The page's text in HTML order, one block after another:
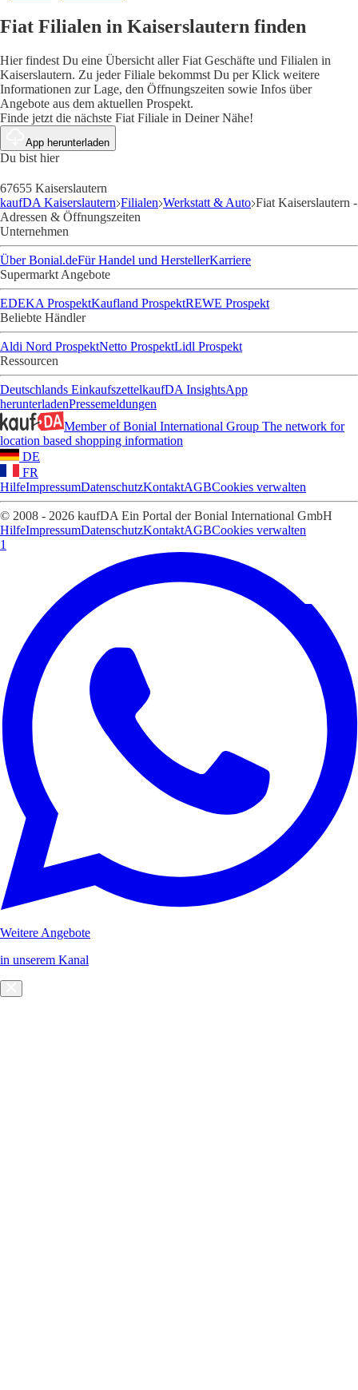
Fiat Filialen in Kaiserslautern finden
Hier findest Du eine Übersicht aller Fiat Geschäfte und Filialen in
Kaiserslautern. Zu jeder Filiale bekommst Du per Klick weitere
Informationen zur Lage, den Öffnungszeiten sowie Infos über
Angebote aus dem aktuellen Prospekt.
Finde jetzt die nächste Fiat Filiale in Deiner Nähe!
App herunterladen
Du bist hier
67655 Kaiserslautern
kaufDA Kaiserslautern Filialen Werkstatt & Auto Fiat Kaiserslautern -
Adressen & Öffnungszeiten
Unternehmen
Über Bonial.deFür Handel und HerstellerKarriere
Supermarkt Angebote
EDEKA ProspektKaufland ProspektREWE Prospekt
Beliebte Händler
Aldi Nord ProspektNetto ProspektLidl Prospekt
Ressourcen
Deutschlands EinkaufszettelkaufDA InsightsApp
herunterladenPressemeldungen
Member of Bonial International Group The network for
location based shopping information
DE
FR
HilfeImpressumDatenschutzKontaktAGBCookies verwalten
© 2008 - 2026 kaufDA Ein Portal der Bonial International GmbH
HilfeImpressumDatenschutzKontaktAGBCookies verwalten
1
Weitere Angebote
in unserem Kanal